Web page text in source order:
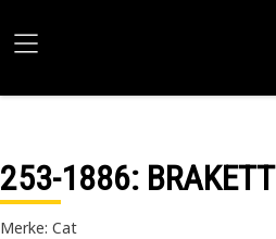
253-1886: BRAKETT
Merke: Cat